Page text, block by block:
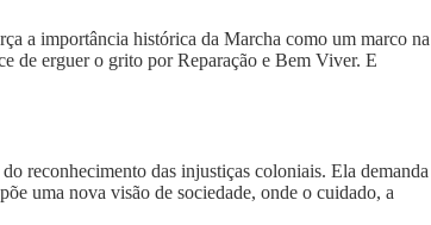
a importância histórica da Marcha como um marco na
de erguer o grito por Reparação e Bem Viver. E
reconhecimento das injustiças coloniais. Ela demanda
uma nova visão de sociedade, onde o cuidado, a